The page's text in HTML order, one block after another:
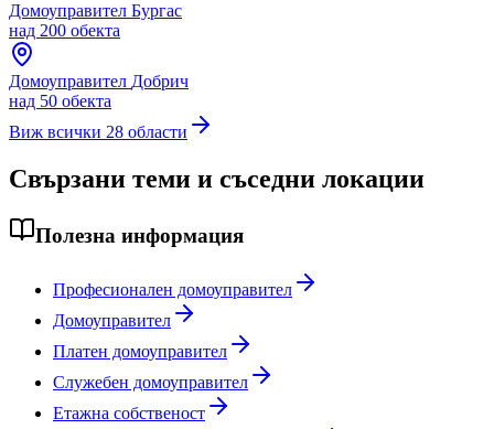
Домоуправител Бургас
над 200 обекта
Домоуправител Добрич
над 50 обекта
Виж всички 28 области
Свързани теми и съседни локации
Полезна информация
Професионален домоуправител
Домоуправител
Платен домоуправител
Служебен домоуправител
Етажна собственост